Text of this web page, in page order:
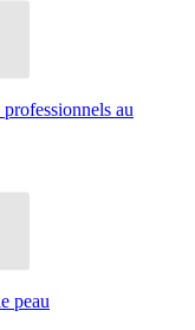
au
peau